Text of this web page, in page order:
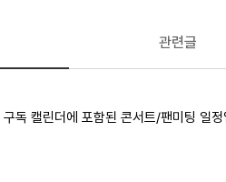
관련글
독 캘린더에 포함된 콘서트/팬미팅 일정